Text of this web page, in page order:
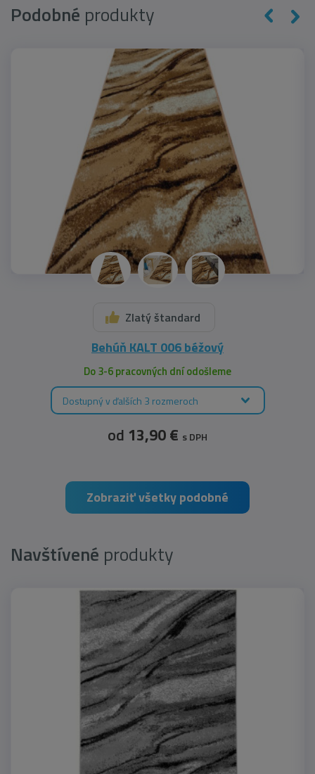
Podobné produkty
Zlatý štandard
Behúň KALT 006 béžový
Do 3-6 pracovných dní odošleme
Dostupný v ďalších 3 rozmeroch
od 13,90 € s DPH
Zobraziť všetky podobné
Navštívené produkty